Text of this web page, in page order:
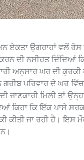
ਏਕਤਾ ਉਗਰਾਹਾਂ ਵਲੋਂ ਰੋਸ
ਦੀ ਨਸੀਹਤ ਦਿੰਦਿਆਂ
ਅਨੁਸਾਰ ਘਰ ਦੀ
ਗਰੀਬ ਪਰਿਵਾਰ ਦੇ ਘਰ
ਜਾਣਕਾਰੀ ਮਿਲੀ ਤਾਂ
ਕਿਹਾ ਕਿ ਇੱਕ ਪਾਸੇ
ਕੀਤੀ ਜਾ ਰਹੀ ਹੈ। ਇਸ